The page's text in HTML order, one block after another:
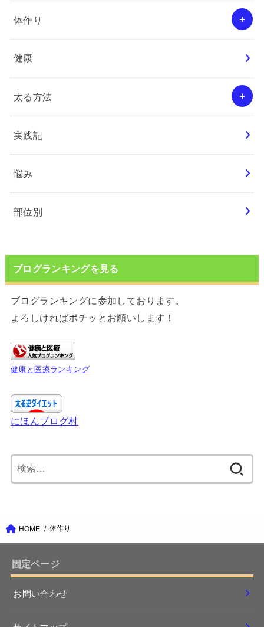
体作り
健康
太る方法
実践記
悩み
部位別
ブログランキングを見る
ブログランキングに参加しております。
よろしければポチッとお願いします！
健康と医療ランキング
にほんブログ村
索:
HOME 体作り
固定ページ
お問い合わせ